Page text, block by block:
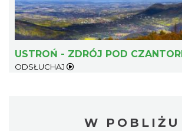
USTROŃ - ZDRÓJ POD
ODSŁUCHAJ
W POBLIŻU